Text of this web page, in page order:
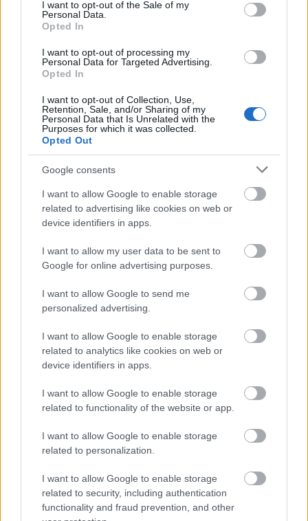
I want to opt-out of the Sale of my
Personal Data.
Opted In
I want to opt-out of processing my
Personal Data for Targeted Advertising.
Opted In
I want to opt-out of Collection, Use,
Retention, Sale, and/or Sharing of my
Personal Data that Is Unrelated with the
Purposes for which it was collected.
Opted Out
Google consents
I want to allow Google to enable storage
related to advertising like cookies on web or
device identifiers in apps.
I want to allow my user data to be sent to
Google for online advertising purposes.
I want to allow Google to send me
personalized advertising.
I want to allow Google to enable storage
related to analytics like cookies on web or
device identifiers in apps.
I want to allow Google to enable storage
related to functionality of the website or app.
I want to allow Google to enable storage
related to personalization.
I want to allow Google to enable storage
related to security, including authentication
functionality and fraud prevention, and other
3DP-t, már 2016-ban a 3D Systemsszel dolgoztak
együtt, talpakat alakítottak ki közösen. Az elsőként
sneakert szintén ők jegyzik. Közben technológiájukat
jelentős részben automatizálták, néhány éve pedig a
Formlabs-szal működnek együtt, a cég SLA
rendszereit és új anyagait használják. (A Formlabs
hazai forgalmazója a FreeDee.)
Az EOS-szal együttműködő Under Armour 2016 óta
alkalmazza az SLS technológiát, tervezéshez pedig
Autodesk-szoftvereket. UA Architech volt az első
printelt sorozatuk (2016), a 2017-es UA Futurist a
cég máig legdrágább, 300 dolláros lábbelije.
Jelenleg több mint 2 ezer darabos szériákban
A szintén generatív tervezéssel dolgozó Reebok a
speciális folyékony húzótechnikával (pneumatikus
extrudálással) készíti darabjait Rhode Island-i
futócipőjük egyik meglévő termékük és és a Lquid
Factory, a „folyékony gyár” kombinációja, egyes
részeket közvetlenül a cipőkre nyomtattak.
Címkék: cipő alkalmazások Reebok Nike Adidas
Ajánlott bejegyzések: